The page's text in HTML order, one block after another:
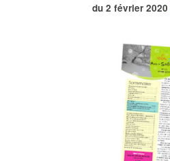
du 2 février 2020